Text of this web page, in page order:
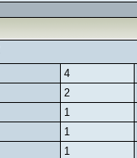
4
2
1
1
1